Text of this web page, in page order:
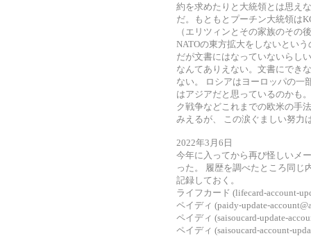
約を求めたりと大統領とは思え
だ。もともとプーチン大統領は
（エリツィンとその家族のその
NATOの東方拡大をしないとい
だが文書にはなっていないらし
なんてありえない。文書にでき
ない。 ロシアはヨーロッパの一
はアジアだと思っているのかも
ク戦争などこれまでの欧米の手
みえるが、 この涙ぐましい努力
2022年3月6日
今年に入ってから再び怪しいメ
った。 履歴を調べたところ同じ
記録しておく。
ライフカード (lifecard-account-
ペイディ (paidy-update-
ペイディ (saisoucard-update-
ペイディ (saisoucard-account-